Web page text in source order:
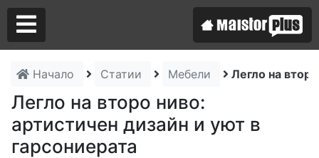
Начало Статии Мебели Легло на
Легло на второ ниво:
артистичен дизайн и уют в
гарсониерата
Аз съм майстор
Търся майстор